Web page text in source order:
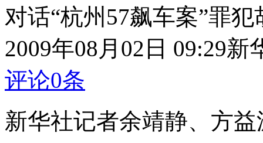
对话“杭州57飙车案”罪犯
2009年08月02日 09:29新
评论0条
新华社记者余靖静、方益